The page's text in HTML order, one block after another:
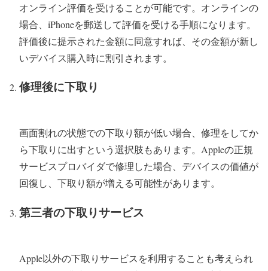
オンライン評価を受けることが可能です。オンラインの
場合、iPhoneを郵送して評価を受ける手順になります。
評価後に提示された金額に同意すれば、その金額が新し
いデバイス購入時に割引されます。
修理後に下取り
画面割れの状態での下取り額が低い場合、修理をしてか
ら下取りに出すという選択肢もあります。Appleの正規
サービスプロバイダで修理した場合、デバイスの価値が
回復し、下取り額が増える可能性があります。
第三者の下取りサービス
Apple以外の下取りサービスを利用することも考えられ